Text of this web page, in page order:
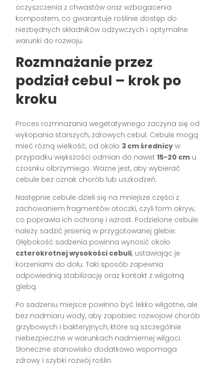
oczyszczenia z chwastów oraz wzbogacenia
kompostem, co gwarantuje roślinie dostęp do
niezbędnych składników odżywczych i optymalne
warunki do rozwoju.
Rozmnażanie przez
podział cebul – krok po
kroku
Proces rozmnażania wegetatywnego zaczyna się od
wykopania starszych, zdrowych cebul. Cebule mogą
mieć różną wielkość, od około 3 cm średnicy w
przypadku większości odmian do nawet15-20 cm u
czosnku olbrzymiego. Ważne jest, aby wybierać
cebule bez oznak chorób lub uszkodzeń.
Następnie cebule dzieli się na mniejsze części z
zachowaniem fragmentów otoczki, czyli form okryw,
co poprawia ich ochronę i wzrost. Podzielone cebule
należy sadzić jesienią w przygotowanej glebie.
Głębokość sadzenia powinna wynosić około
czterokrotnej wysokości cebuli, ustawiając je
korzeniami do dołu. Taki sposób zapewnia
odpowiednią stabilizację oraz kontakt z wilgotną
glebą.
Po sadzeniu miejsce powinno być lekko wilgotne, ale
bez nadmiaru wody, aby zapobiec rozwojowi chorób
grzybowych i bakteryjnych, które są szczególnie
niebezpieczne w warunkach nadmiernej wilgoci.
Słoneczne stanowisko dodatkowo wspomaga
zdrowy i szybki rozwój roślin.